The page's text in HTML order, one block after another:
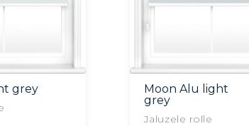
grey
Moon Alu light
grey
Jaluzele rolle